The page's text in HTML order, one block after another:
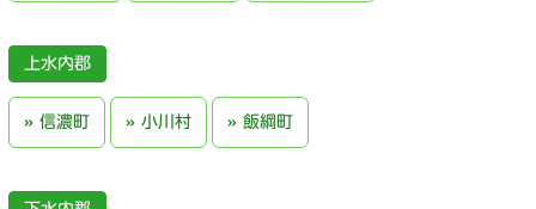
上水内郡
信濃町 小川村 飯綱町